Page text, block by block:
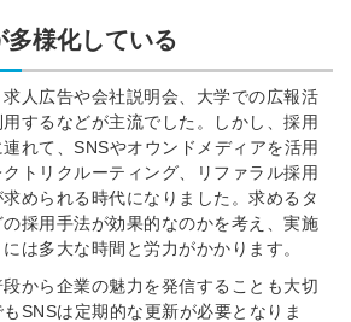
様化している
人広告や会社説明会、大学での広報活
するなどが主流でした。しかし、採用
れて、SNSやオウンドメディアを活用
トリクルーティング、リファラル採用
められる時代になりました。求めるタ
採用手法が効果的なのかを考え、実施
は多大な時間と労力がかかります。
から企業の魅力を発信することも大切
SNSは定期的な更新が必要となりま
他サービスIDで登録
みんなの採用部があなたの許可なく投稿すること
はありません